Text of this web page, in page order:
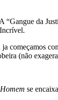
da
começamos
(não
se